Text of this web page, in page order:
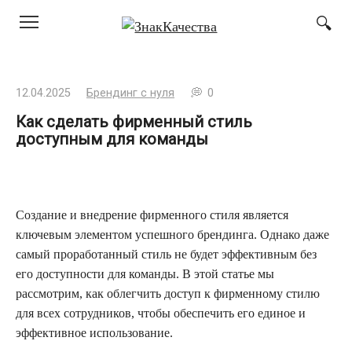
12.04.2025 Брендинг с нуля 0
Как сделать фирменный стиль
доступным для команды
Создание и внедрение фирменного стиля является
ключевым элементом успешного брендинга. Однако даже
самый проработанный стиль не будет эффективным без
его доступности для команды. В этой статье мы
рассмотрим, как облегчить доступ к фирменному стилю
для всех сотрудников, чтобы обеспечить его единое и
эффективное использование.